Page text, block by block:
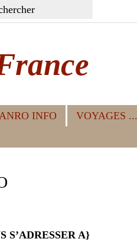
INFO VOYAGES ...
S’ADRESSERA}